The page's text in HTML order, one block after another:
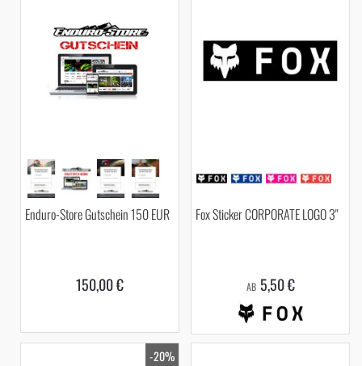
Enduro-Store Gutschein 150 EUR
150,00 €
Fox Sticker CORPORATE LOGO 3"
AB 5,50 €
-20%